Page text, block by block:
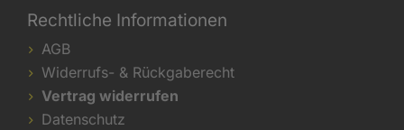
Rechtliche Informationen
AGB
Widerrufs- & Rückgaberecht
Vertrag widerrufen
Datenschutz